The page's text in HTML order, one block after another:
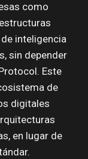
como
inteligencia
sin depender
Este
de
digitales
en lugar de